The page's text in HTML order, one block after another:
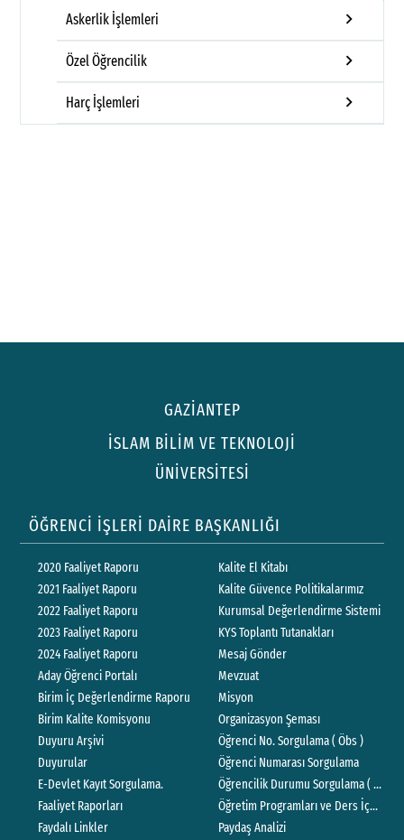
Askerlik İşlemleri keyboard_arrow_right
Özel Öğrencilik keyboard_arrow_right
Harç İşlemleri keyboard_arrow_right
GAZİANTEP
İSLAM BİLİM VE TEKNOLOJİ
ÜNİVERSİTESİ
ÖĞRENCİ İŞLERİ DAİRE BAŞKANLIĞI
2020 Faaliyet Raporu
2021 Faaliyet Raporu
2022 Faaliyet Raporu
2023 Faaliyet Raporu
2024 Faaliyet Raporu
Aday Öğrenci Portalı
Birim İç Değerlendirme Raporu
Birim Kalite Komisyonu
Duyuru Arşivi
Duyurular
E-Devlet Kayıt Sorgulama.
Faaliyet Raporları
Faydalı Linkler
Kalite El Kitabı
Kalite Güvence Politikalarımız
Kurumsal Değerlendirme Sistemi
KYS Toplantı Tutanakları
Mesaj Gönder
Mevzuat
Misyon
Organizasyon Şeması
Öğrenci No. Sorgulama ( Öbs )
Öğrenci Numarası Sorgulama
Öğrencilik Durumu Sorgulama ( E-
Öğretim Programları ve Ders
Paydaş Analizi